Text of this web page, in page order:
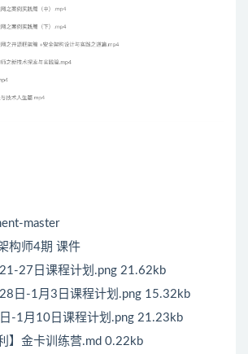
master
构师4期 课件
27日课程计划.png 21.62kb
日-1月3日课程计划.png 15.32kb
-1月10日课程计划.png 21.23kb
】金卡训练营.md 0.22kb